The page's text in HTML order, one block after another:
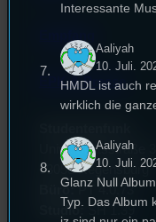
EPK & Presse
Universitätsstraße 31
93053 Regensburg
Büro:PT 4.0.73
Studio: SH 1.39
Interessante
Aaliyah
10. Juli.
HMDL ist auch
wirklich die
Aaliyah
10. Juli.
Glanz Null
Typ. Das Album